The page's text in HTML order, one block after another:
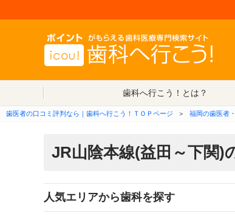
歯科へ行こう！とは？
歯医者の口コミ評判なら｜歯科へ行こう！ＴＯＰページ ＞ 福岡の歯医者
JR山陰本線(益田～下関)
人気エリアから歯科を探す